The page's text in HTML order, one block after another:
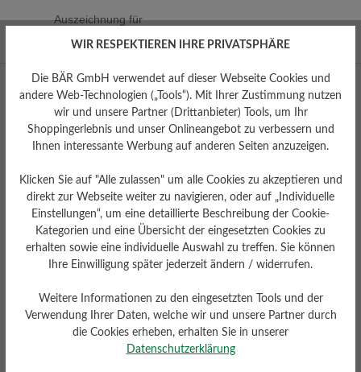
Auszeichnung für
FacebookInstagramYouTubePinterest
Mo – Fr 8:00 - 18:00 Uhr
kundenbetreuung@baer-schuhe.de
WIR RESPEKTIEREN IHRE PRIVATSPHÄRE
Die BÄR GmbH verwendet auf dieser Webseite Cookies und
andere Web-Technologien („Tools“). Mit Ihrer Zustimmung nutzen
wir und unsere Partner (Drittanbieter) Tools, um Ihr
Shoppingerlebnis und unser Onlineangebot zu verbessern und
Ihnen interessante Werbung auf anderen Seiten anzuzeigen.
Klicken Sie auf "Alle zulassen" um alle Cookies zu akzeptieren und
direkt zur Webseite weiter zu navigieren, oder auf „Individuelle
Einstellungen“, um eine detaillierte Beschreibung der Cookie-
Kategorien und eine Übersicht der eingesetzten Cookies zu
erhalten sowie eine individuelle Auswahl zu treffen. Sie können
Ihre Einwilligung später jederzeit ändern / widerrufen.
Weitere Informationen zu den eingesetzten Tools und der
Verwendung Ihrer Daten, welche wir und unsere Partner durch
die Cookies erheben, erhalten Sie in unserer
Datenschutzerklärung